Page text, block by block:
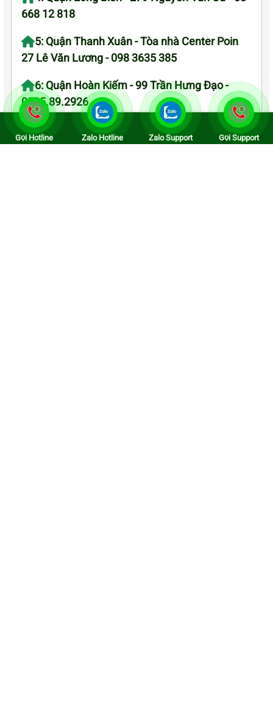
668 12 818
5: Quận Thanh Xuân - Tòa nhà Center Poin
27 Lê Văn Lương - 098 3635 385
6: Quận Hoàn Kiếm - 99 Trần Hưng Đạo -
0325.89.2926
7: Quận Hoàng Mai - KĐT Linh Đàm 09 868
58 922
Gọi Hotline Zalo Hotline Zalo Support Gọi Support